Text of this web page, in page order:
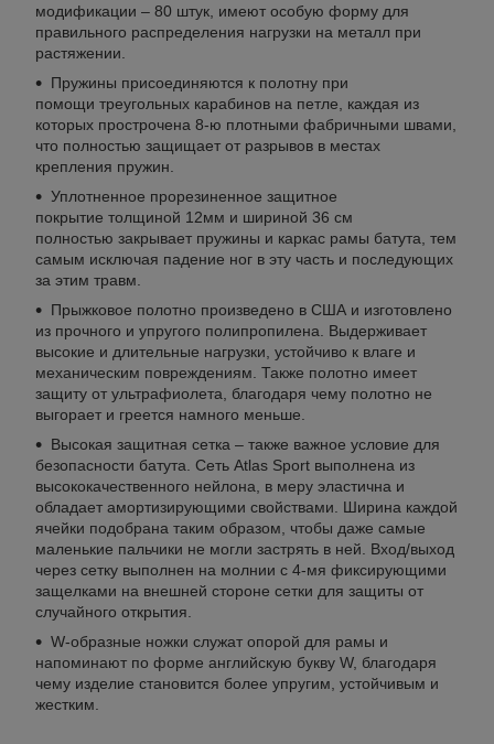
модификации – 80 штук, имеют особую форму для
правильного распределения нагрузки на металл при
растяжении.
Пружины присоединяются к полотну при
помощи треугольных карабинов на петле, каждая из
которых прострочена 8-ю плотными фабричными швами,
что полностью защищает от разрывов в местах
крепления пружин.
Уплотненное прорезиненное защитное
покрытие толщиной 12мм и шириной 36 см
полностью закрывает пружины и каркас рамы батута, тем
самым исключая падение ног в эту часть и последующих
за этим травм.
Прыжковое полотно произведено в США и изготовлено
из прочного и упругого полипропилена. Выдерживает
высокие и длительные нагрузки, устойчиво к влаге и
механическим повреждениям. Также полотно имеет
защиту от ультрафиолета, благодаря чему полотно не
выгорает и греется намного меньше.
Высокая защитная сетка – также важное условие для
безопасности батута. Сеть Atlas Sport выполнена из
высококачественного нейлона, в меру эластична и
обладает амортизирующими свойствами. Ширина каждой
ячейки подобрана таким образом, чтобы даже самые
маленькие пальчики не могли застрять в ней. Вход/выход
через сетку выполнен на молнии с 4-мя фиксирующими
защелками на внешней стороне сетки для защиты от
случайного открытия.
W-образные ножки служат опорой для рамы и
напоминают по форме английскую букву W, благодаря
чему изделие становится более упругим, устойчивым и
жестким.